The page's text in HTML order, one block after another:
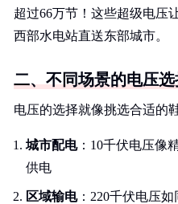
超过66万节！这些超级电压
西部水电站直送东部城市。
二、不同场景的电压
电压的选择就像挑选合适的
城市配电：10千伏电压像
供电
区域输电：220千伏电压